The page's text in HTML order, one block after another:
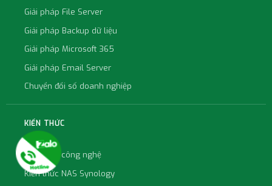
Giải pháp File Server
Giải pháp Backup dữ liệu
Giải pháp Microsoft 365
Giải pháp Email Server
Chuyển đổi số doanh nghiệp
KIẾN THỨC
Kiến thức công nghệ
Kiến thức NAS Synology